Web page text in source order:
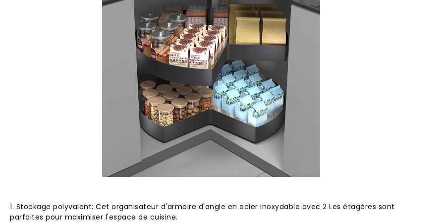
1. Stockage polyvalent: Cet organisateur d'armoire d'angle en acier inoxydable avec 2 Les étagères sont
parfaites pour maximiser l'espace de cuisine.